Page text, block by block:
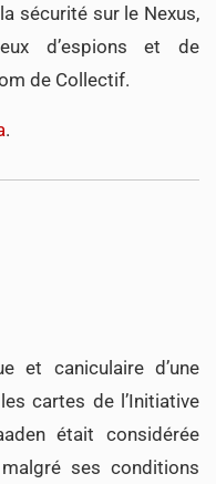
sécurité sur le Nexus,
d’espions et de
de Collectif.
.
et caniculaire d’une
cartes de l’Initiative
était considérée
ses conditions